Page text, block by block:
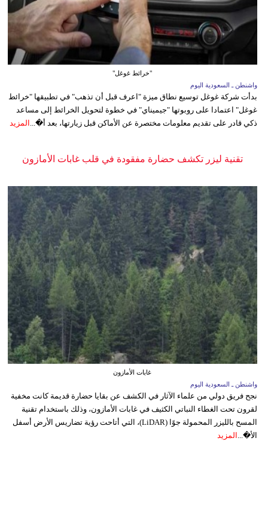
"خرائط غوغل"
واشنطن ـ السعودية اليوم
بدأت شركة غوغل توسيع نطاق ميزة "اعرف قبل أن تذهب" في تطبيقها "خرائط
غوغل" اعتمادا على روبوتها "جيميناي" في خطوة لتحويل الخرائط إلى مساعد
ذكي قادر على تقديم معلومات مختصرة عن الأماكن قبل زيارتها، بعد أ�... المزيد
تقنية ليزر تكشف حضارة مفقودة في قلب غابات الأمازون
غابات الأمازون
واشنطن ـ السعودية اليوم
نجح فريق دولي من علماء الآثار في الكشف عن بقايا حضارة قديمة كانت مخفية
لقرون تحت الغطاء النباتي الكثيف في غابات الأمازون، وذلك باستخدام تقنية
المسح بالليزر المحمولة جوًا (LiDAR)، التي أتاحت رؤية تضاريس الأرض أسفل
الأ�... المزيد